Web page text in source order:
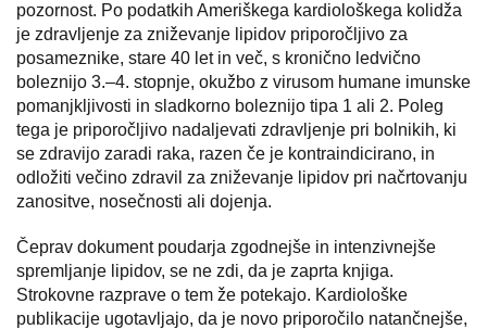
pozornost. Po podatkih Ameriškega kardiološkega kolidža
je zdravljenje za zniževanje lipidov priporočljivo za
posameznike, stare 40 let in več, s kronično ledvično
boleznijo 3.–4. stopnje, okužbo z virusom humane imunske
pomanjkljivosti in sladkorno boleznijo tipa 1 ali 2. Poleg
tega je priporočljivo nadaljevati zdravljenje pri bolnikih, ki
se zdravijo zaradi raka, razen če je kontraindicirano, in
odložiti večino zdravil za zniževanje lipidov pri načrtovanju
zanositve, nosečnosti ali dojenja.
Čeprav dokument poudarja zgodnejše in intenzivnejše
spremljanje lipidov, se ne zdi, da je zaprta knjiga.
Strokovne razprave o tem že potekajo. Kardiološke
publikacije ugotavljajo, da je novo priporočilo natančnejše,